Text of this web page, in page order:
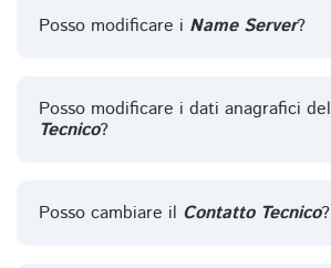
Posso modificare i Name Server?
Posso modificare i dati anagrafici del
Tecnico?
Posso cambiare il Contatto Tecnico?